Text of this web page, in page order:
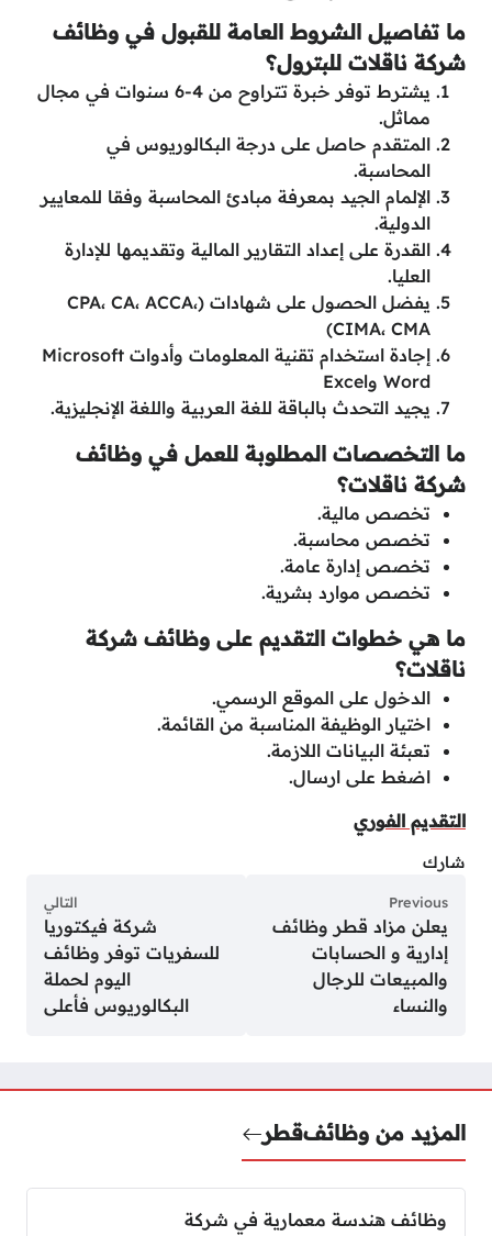
ما تفاصيل الشروط العامة للقبول في وظائف
شركة ناقلات للبترول؟
يشترط توفر خبرة تتراوح من 4-6 سنوات في مجال
مماثل.
المتقدم حاصل على درجة البكالوريوس في
المحاسبة.
الإلمام الجيد بمعرفة مبادئ المحاسبة وفقا للمعايير
الدولية.
القدرة على إعداد التقارير المالية وتقديمها للإدارة
العليا.
يفضل الحصول على شهادات (CPA، CA، ACCA،
CIMA، CMA)
إجادة استخدام تقنية المعلومات وأدوات Microsoft
Word وExcel
يجيد التحدث بالباقة للغة العربية واللغة الإنجليزية.
ما التخصصات المطلوبة للعمل في وظائف
شركة ناقلات؟
تخصص مالية.
تخصص محاسبة.
تخصص إدارة عامة.
تخصص موارد بشرية.
ما هي خطوات التقديم على وظائف شركة
ناقلات؟
الدخول على الموقع الرسمي.
اختيار الوظيفة المناسبة من القائمة.
تعبئة البيانات اللازمة.
اضغط على ارسال.
التقديم الفوري
شارك
Previous
يعلن مزاد قطر وظائف
إدارية و الحسابات
والمبيعات للرجال
والنساء
التالي
شركة فيكتوريا
للسفريات توفر وظائف
اليوم لحملة
البكالوريوس فأعلى
المزيد من وظائفقطر
وظائف هندسة معمارية في شركة